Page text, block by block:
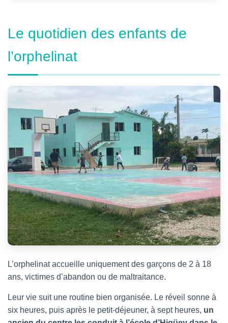
Le quotidien des enfants de
l’orphelinat
L’orphelinat accueille uniquement des garçons de 2 à 18
ans, victimes d’abandon ou de maltraitance.
Leur vie suit une routine bien organisée. Le réveil sonne à
six heures, puis après le petit-déjeuner, à sept heures, un